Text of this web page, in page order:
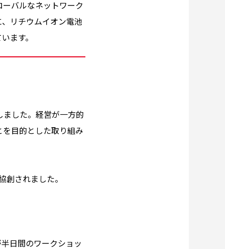
バルなネットワーク
リチウムイオン電池
ます。
した。経営が一方的
目的とした取り組み
されました。
日間のワークショッ